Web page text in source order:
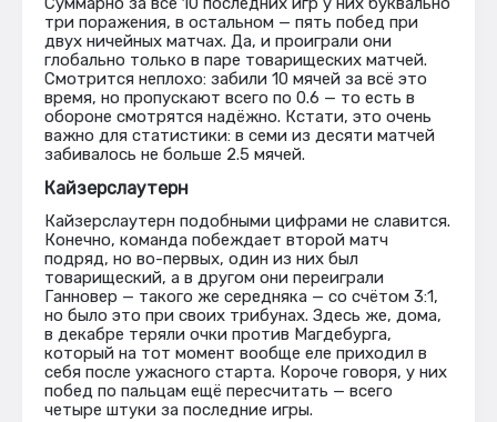
три поражения, в остальном — пять побед при
двух ничейных матчах. Да, и проиграли они
глобально только в паре товарищеских матчей.
Смотрится неплохо: забили 10 мячей за всё это
время, но пропускают всего по 0.6 — то есть в
обороне смотрятся надёжно. Кстати, это очень
важно для статистики: в семи из десяти матчей
забивалось не больше 2.5 мячей.
Кайзерслаутерн
Кайзерслаутерн подобными цифрами не славится.
Конечно, команда побеждает второй матч
подряд, но во-первых, один из них был
товарищеский, а в другом они переиграли
Ганновер — такого же середняка — со счётом 3:1,
но было это при своих трибунах. Здесь же, дома,
в декабре теряли очки против Магдебурга,
который на тот момент вообще еле приходил в
себя после ужасного старта. Короче говоря, у них
побед по пальцам ещё пересчитать — всего
четыре штуки за последние игры.